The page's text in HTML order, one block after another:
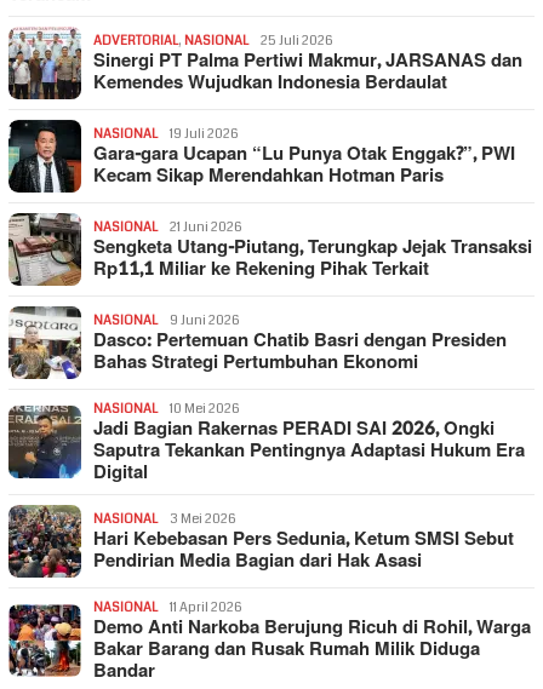
ADVERTORIAL, NASIONAL 25 Juli 2026
Sinergi PT Palma Pertiwi Makmur, JARSANAS dan
Kemendes Wujudkan Indonesia Berdaulat
NASIONAL 19 Juli 2026
Gara-gara Ucapan “Lu Punya Otak Enggak?”, PWI
Kecam Sikap Merendahkan Hotman Paris
NASIONAL 21 Juni 2026
Sengketa Utang-Piutang, Terungkap Jejak Transaksi
Rp11,1 Miliar ke Rekening Pihak Terkait
NASIONAL 9 Juni 2026
Dasco: Pertemuan Chatib Basri dengan Presiden
Bahas Strategi Pertumbuhan Ekonomi
NASIONAL 10 Mei 2026
Jadi Bagian Rakernas PERADI SAI 2026, Ongki
Saputra Tekankan Pentingnya Adaptasi Hukum Era
Digital
NASIONAL 3 Mei 2026
Hari Kebebasan Pers Sedunia, Ketum SMSI Sebut
Pendirian Media Bagian dari Hak Asasi
NASIONAL 11 April 2026
Demo Anti Narkoba Berujung Ricuh di Rohil, Warga
Bakar Barang dan Rusak Rumah Milik Diduga
Bandar